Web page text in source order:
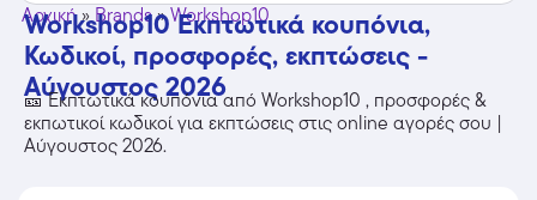
Αρχική»Brands»Workshop10
Workshop10 Εκπτωτικά κουπόνια,
Κωδικοί, προσφορές, εκπτώσεις -
Αύγουστος 2026
🎫 Εκπτωτικά κουπόνια από Workshop10 , προσφορές &
εκπωτικοί κωδικοί για εκπτώσεις στις online αγορές σου |
Αύγουστος 2026.